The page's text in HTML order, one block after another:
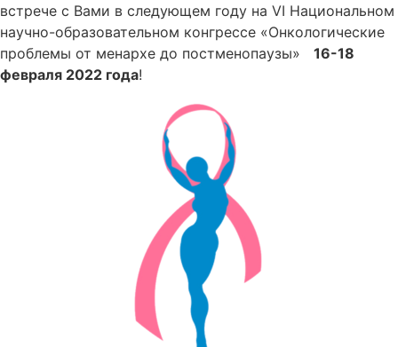
встрече с Вами в следующем году на VI Национальном
научно-образовательном конгрессе «Онкологические
проблемы от менархе до постменопаузы» 16-18
февраля 2022 года!